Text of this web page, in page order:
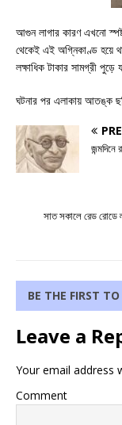
আগুন লাগার কারণ এখনো স্পষ্ট
থেকেই এই অগ্নিকাণ্ড হয়ে
লক্ষাধিক টাকার সামগ্রী
ঘটনার পর এলাকায় আতঙ্ক
সাত সকালে রেড রোডে
BE THE FIRST
Leave a
Your email address
Comment